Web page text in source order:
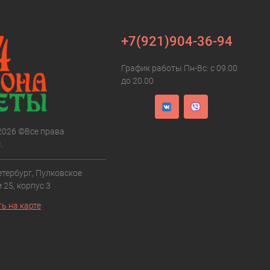
©Все права
Пулковское
корпус 3
на карте
+7(921)904-36-94
График работы Пн-Вс: с 09.00
до 20.00